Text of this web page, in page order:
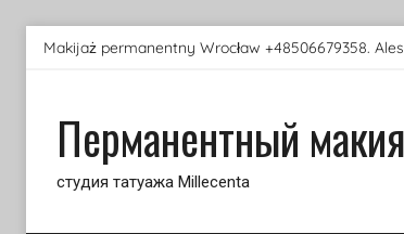
Перейти
Makijaż permanentny Wrocław +48506679358.
Перманентный
студия татуажа Millecenta